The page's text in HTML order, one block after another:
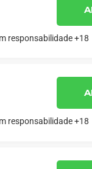
responsabilidade +18
responsabilidade +18